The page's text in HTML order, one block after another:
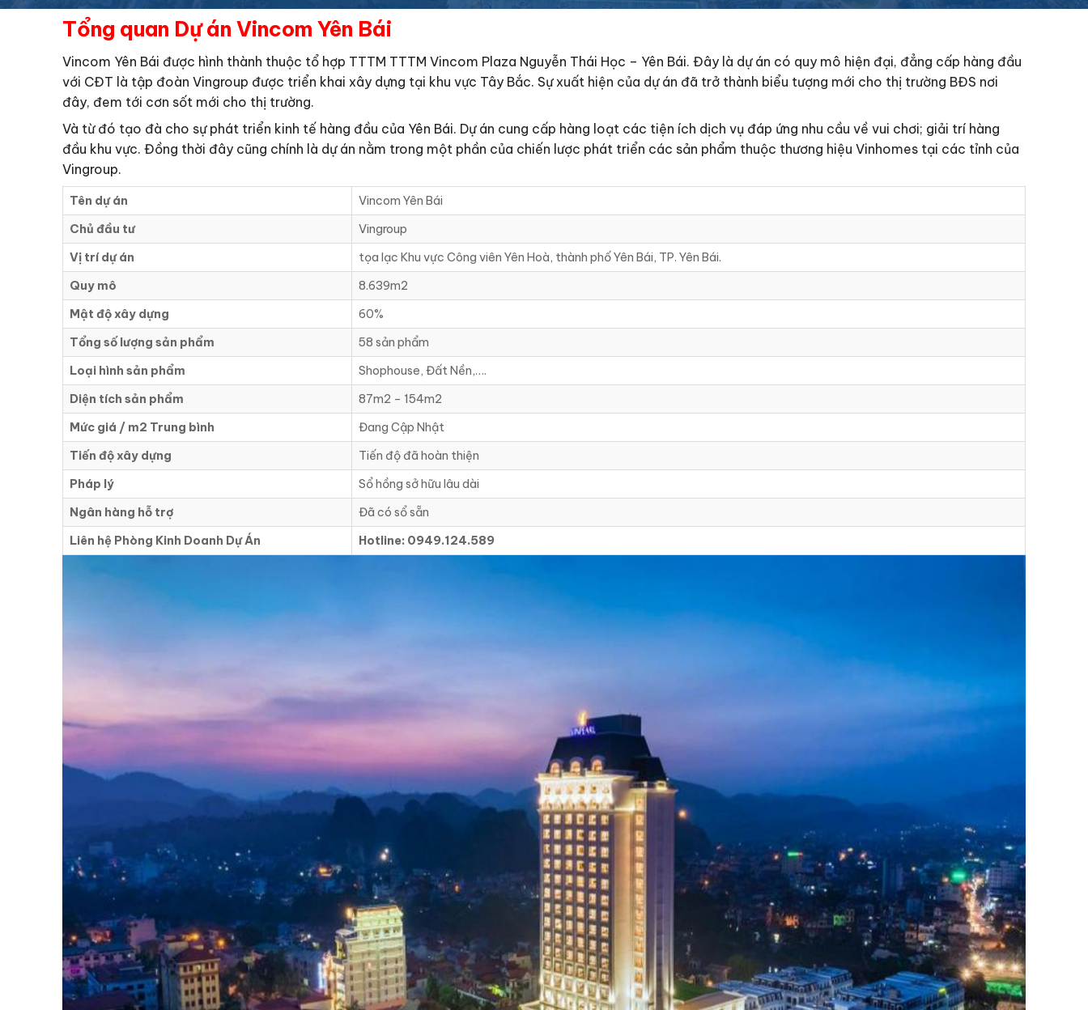
Tổng quan Dự án Vincom Yên Bái
Vincom Yên Bái được hình thành thuộc tổ hợp TTTM TTTM Vincom Plaza Nguyễn Thái Học – Yên Bái. Đây là dự án có quy mô hiện đại, đẳng cấp hàng đầu
với CĐT là tập đoàn Vingroup được triển khai xây dựng tại khu vực Tây Bắc. Sự xuất hiện của dự án đã trở thành biểu tượng mới cho thị trường BĐS nơi
đây, đem tới cơn sốt mới cho thị trường.
Và từ đó tạo đà cho sự phát triển kinh tế hàng đầu của Yên Bái. Dự án cung cấp hàng loạt các tiện ích dịch vụ đáp ứng nhu cầu về vui chơi; giải trí hàng
đầu khu vực. Đồng thời đây cũng chính là dự án nằm trong một phần của chiến lược phát triển các sản phẩm thuộc thương hiệu Vinhomes tại các tỉnh của
Vingroup.
Tên dự án
Vincom Yên Bái
Chủ đầu tư
Vingroup
Vị trí dự án
tọa lạc Khu vực Công viên Yên Hoà, thành phố Yên Bái, TP. Yên Bái.
Quy mô
8.639m2
Mật độ xây dựng
60%
Tổng số lượng sản phẩm
58 sản phẩm
Loại hình sản phẩm
Shophouse, Đất Nền,….
Diện tích sản phẩm
87m2 – 154m2
Mức giá / m2 Trung bình
Đang Cập Nhật
Tiến độ xây dựng
Tiến độ đã hoàn thiện
Pháp lý
Sổ hồng sở hữu lâu dài
Ngân hàng hỗ trợ
Đã có sổ sẵn
Liên hệ Phòng Kinh Doanh Dự Án
Hotline: 0949.124.589